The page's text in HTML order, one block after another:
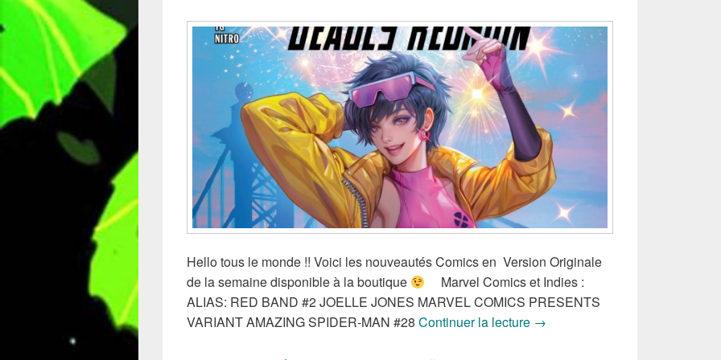
Hello tous le monde !! Voici les nouveautés Comics en Version Originale
de la semaine disponible à la boutique
Marvel Comics et Indies :
ALIAS: RED BAND #2 JOELLE JONES MARVEL COMICS PRESENTS
VARIANT AMAZING SPIDER-MAN #28 Continuer la lecture Sortie des comics VO Marvel et
→